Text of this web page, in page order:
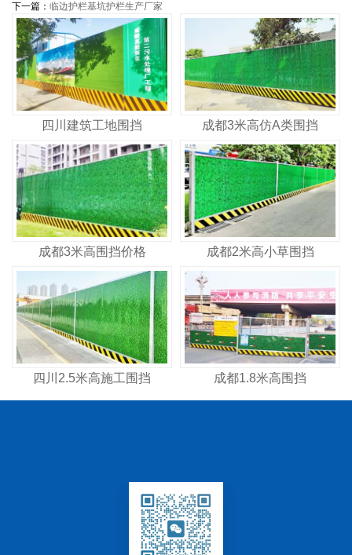
下一篇： 临边护栏基坑护栏生产厂家
四川建筑工地围挡 成都3米高仿A类围挡
成都3米高围挡价格 成都2米高小草围挡
四川2.5米高施工围挡 成都1.8米高围挡